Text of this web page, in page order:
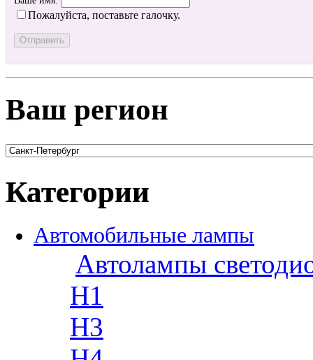
Пожалуйста, поставьте галочку.
Ваш регион
Категории
Автомобильные лампы
Автолампы
H1
H3